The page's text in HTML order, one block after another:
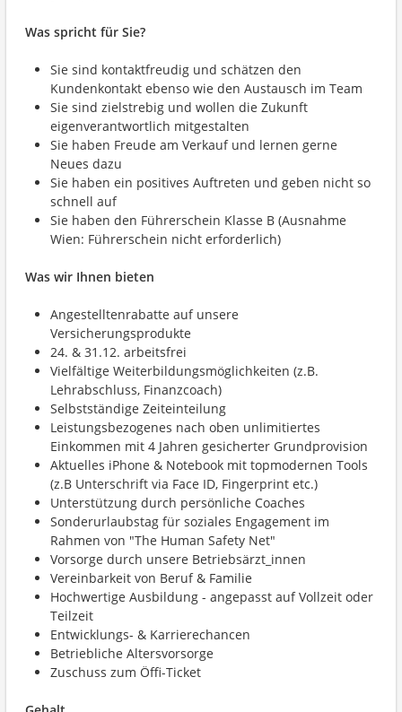
Was spricht für Sie?
Sie sind kontaktfreudig und schätzen den
Kundenkontakt ebenso wie den Austausch im Team
Sie sind zielstrebig und wollen die Zukunft
eigenverantwortlich mitgestalten
Sie haben Freude am Verkauf und lernen gerne
Neues dazu
Sie haben ein positives Auftreten und geben nicht so
schnell auf
Sie haben den Führerschein Klasse B (Ausnahme
Wien: Führerschein nicht erforderlich)
Was wir Ihnen bieten
Angestelltenrabatte auf unsere
Versicherungsprodukte
24. & 31.12. arbeitsfrei
Vielfältige Weiterbildungsmöglichkeiten (z.B.
Lehrabschluss, Finanzcoach)
Selbstständige Zeiteinteilung
Leistungsbezogenes nach oben unlimitiertes
Einkommen mit 4 Jahren gesicherter Grundprovision
Aktuelles iPhone & Notebook mit topmodernen Tools
(z.B Unterschrift via Face ID, Fingerprint etc.)
Unterstützung durch persönliche Coaches
Sonderurlaubstag für soziales Engagement im
Rahmen von "The Human Safety Net"
Vorsorge durch unsere Betriebsärzt_innen
Vereinbarkeit von Beruf & Familie
Hochwertige Ausbildung - angepasst auf Vollzeit oder
Teilzeit
Entwicklungs- & Karrierechancen
Betriebliche Altersvorsorge
Zuschuss zum Öffi-Ticket